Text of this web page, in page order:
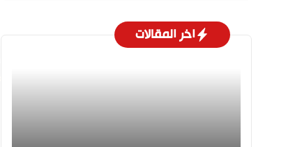
اخر المقالات